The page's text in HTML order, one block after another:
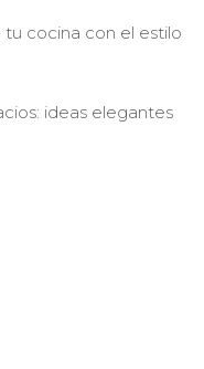
cocina con el estilo
ideas elegantes